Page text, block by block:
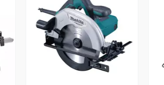
Vista Previa